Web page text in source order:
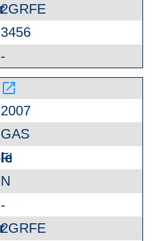
2GRFE
3456
-
launch
2007
GAS
FI
N
-
2GRFE